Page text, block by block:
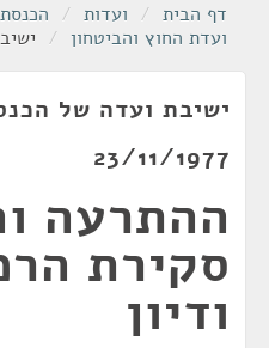
דף הבית / ועדות /
ועדת החוץ והביטחון / ישיבת
23/11/1977
ההתרעה
סקירת
ודיון